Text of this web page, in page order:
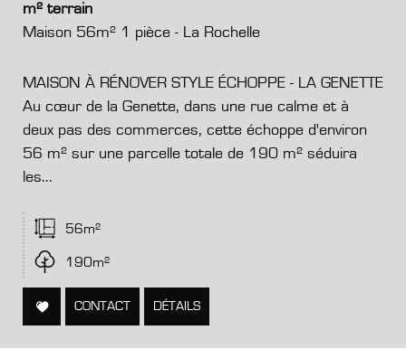
m² terrain
Maison 56m² 1 pièce - La Rochelle
MAISON À RÉNOVER STYLE ÉCHOPPE - LA GENETTE
Au cœur de la Genette, dans une rue calme et à
deux pas des commerces, cette échoppe d'environ
56 m² sur une parcelle totale de 190 m² séduira
les...
56m²
190m²
CONTACT DÉTAILS